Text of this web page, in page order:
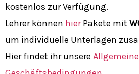
kostenlos zur Verfügung.
Lehrer können hierPakete mit
um individuelle Unterlagen
Hier findet ihr unsere